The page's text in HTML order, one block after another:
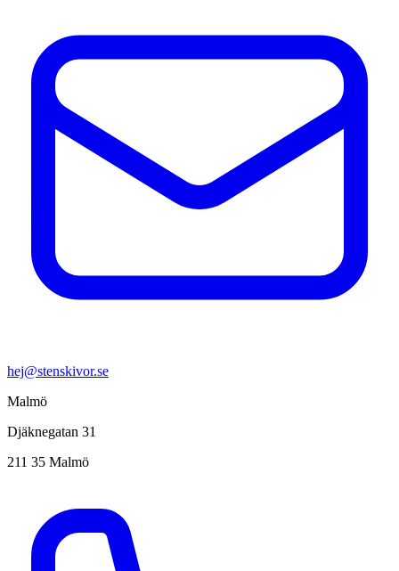
hej@stenskivor.se
Malmö
Djäknegatan 31
211 35 Malmö